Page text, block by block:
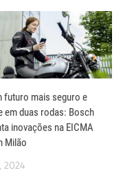
futuro mais seguro e
em duas rodas: Bosch
inovações na EICMA
Milão
2024